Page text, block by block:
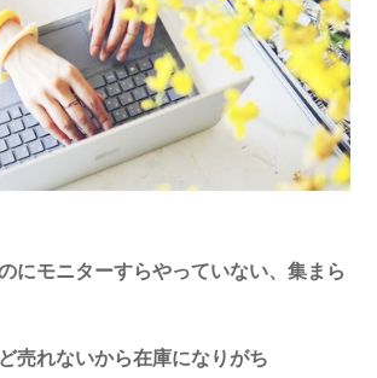
にモニターすらやっていない、集まら
売れないから在庫になりがち